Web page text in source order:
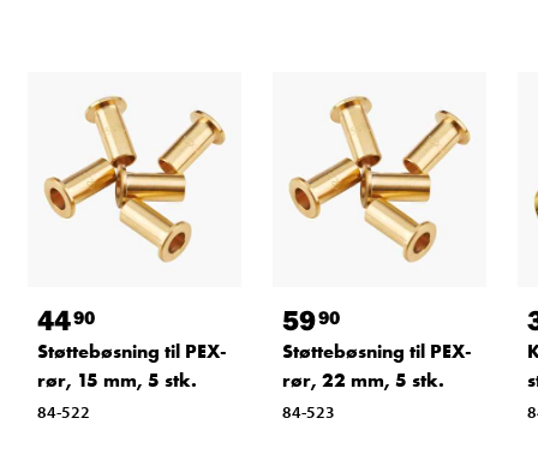
4490
Støttebøsning til PEX-
rør, 15 mm, 5 stk.
84-522
5990
Støttebøsning til PEX-
rør, 22 mm, 5 stk.
84-523